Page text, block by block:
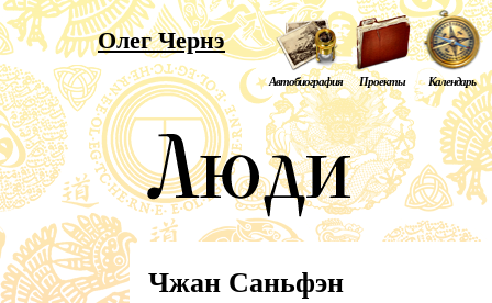
Олег Чернэ
Автобиография Проекты Календарь
Чжан Саньфэн